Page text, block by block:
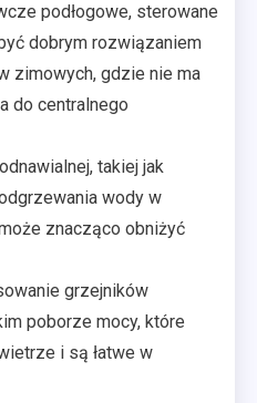
podłogowe, sterowane
dobrym rozwiązaniem
zimowych, gdzie nie ma
do centralnego
takiej jak
wody w
znacząco obniżyć
grzejników
poborze mocy, które
i są łatwe w